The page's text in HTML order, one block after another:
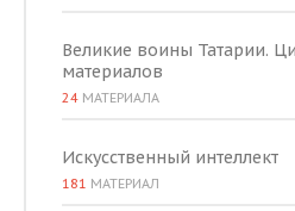
Великие воины Татарии.
материалов
24 МАТЕРИАЛА
Искусственный интеллект
181 МАТЕРИАЛ